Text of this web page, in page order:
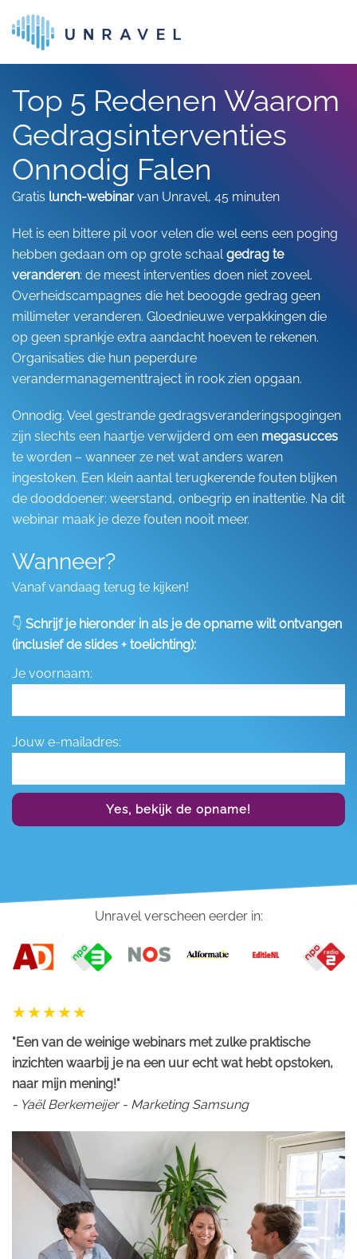
Skip to main content
Top 5 Redenen Waarom
Gedragsinterventies
Onnodig Falen
Gratis lunch-webinar van Unravel, 45 minuten
Het is een bittere pil voor velen die wel eens een poging
hebben gedaan om op grote schaalgedrag te
veranderen: de meest interventies doen niet zoveel.
Overheidscampagnes die het beoogde gedrag geen
millimeter veranderen. Gloednieuwe verpakkingen die
op geen sprankje extra aandacht hoeven te rekenen.
Organisaties die hun peperdure
verandermanagementtraject in rook zien opgaan.
Onnodig. Veel gestrande gedragsveranderingspogingen
zijn slechts een haartje verwijderd om een megasucces
te worden – wanneer ze net wat anders waren
ingestoken. Een klein aantal terugkerende fouten blijken
de dooddoener: weerstand, onbegrip en inattentie. Na dit
webinar maak je deze fouten nooit meer.
Wanneer?
Vanaf vandaag terug te kijken!
👇 Schrijf je hieronder in als je de opname wilt ontvangen
(inclusief de slides + toelichting):
Je voornaam:
Jouw e-mailadres:
Yes, bekijk de opname!
Unravel verscheen eerder in:
"Een van de weinige webinars met zulke praktische
inzichten waarbij je na een uur echt wat hebt opstoken,
naar mijn mening!"
- Yaël Berkemeijer - Marketing Samsung